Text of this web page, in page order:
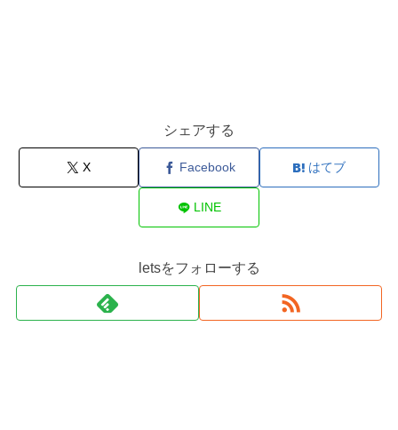
シェアする
X Facebook はてブ
LINE
letsをフォローする